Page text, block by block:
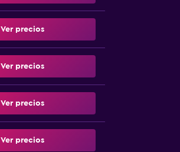
Ver precios
Ver precios
Ver precios
Ver precios